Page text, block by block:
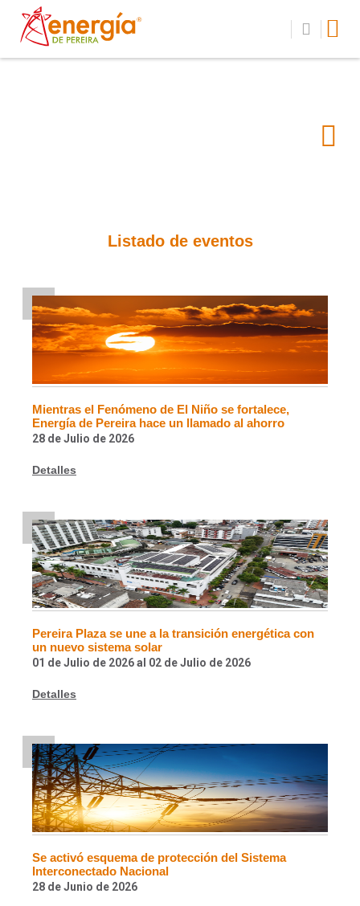
Listado de eventos
Mientras el Fenómeno de El Niño se fortalece,
Energía de Pereira hace un llamado al ahorro
28 de Julio de 2026
Detalles
Pereira Plaza se une a la transición energética con
un nuevo sistema solar
01 de Julio de 2026al 02 de Julio de 2026
Detalles
Se activó esquema de protección del Sistema
Interconectado Nacional
28 de Junio de 2026